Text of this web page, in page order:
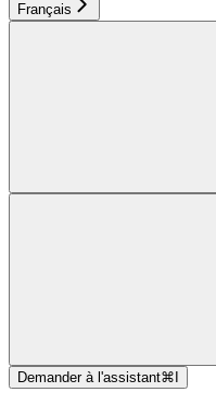
Français
Demander à l'assistant⌘